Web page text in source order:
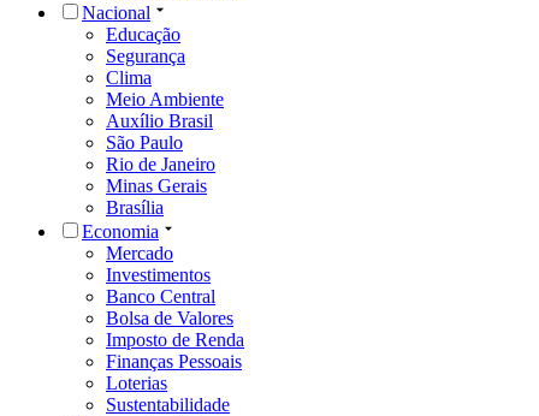
Nacional
Educação
Segurança
Clima
Meio Ambiente
Auxílio Brasil
São Paulo
Rio de Janeiro
Minas Gerais
Brasília
Economia
Mercado
Investimentos
Banco Central
Bolsa de Valores
Imposto de Renda
Finanças Pessoais
Loterias
Sustentabilidade